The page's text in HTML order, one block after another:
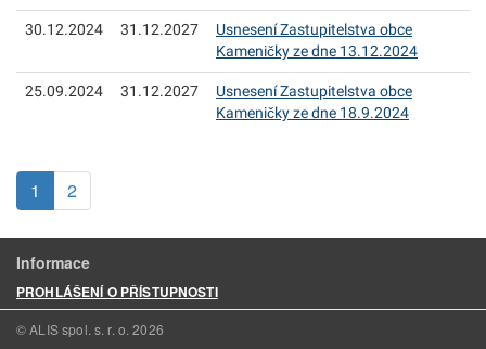
30.12.2024 31.12.2027
Usnesení Zastupitelstva obce
Kameničky ze dne 13.12.2024
25.09.2024 31.12.2027
Usnesení Zastupitelstva obce
Kameničky ze dne 18.9.2024
1 (aktuální)
2
Informace
PROHLÁŠENÍ O PŘÍSTUPNOSTI
© ALIS spol. s. r. o.2026